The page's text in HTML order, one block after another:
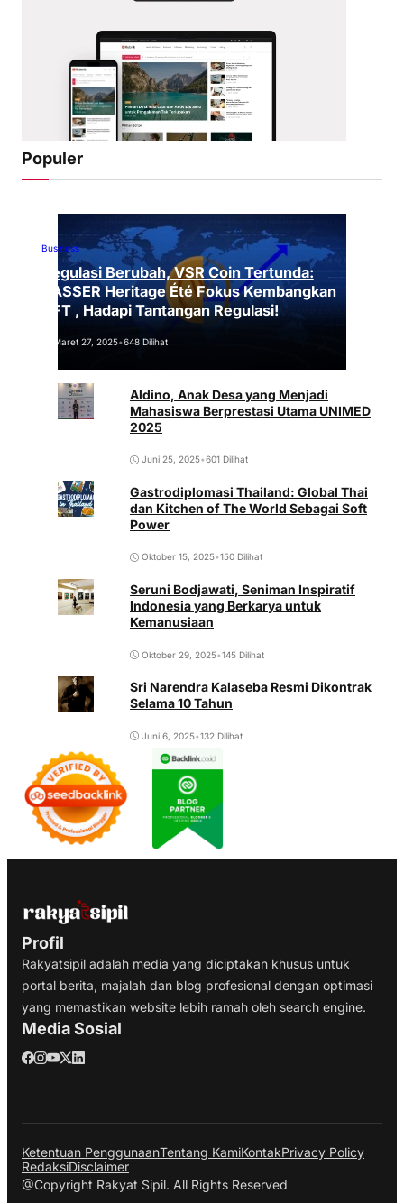
Populer
Business
Regulasi Berubah, VSR Coin Tertunda:
VASSER Heritage Été Fokus Kembangkan
NFT , Hadapi Tantangan Regulasi!
Maret 27, 2025•648 Dilihat
Aldino, Anak Desa yang Menjadi
Mahasiswa Berprestasi Utama UNIMED
2025
Juni 25, 2025•601 Dilihat
Gastrodiplomasi Thailand: Global Thai
dan Kitchen of The World Sebagai Soft
Power
Oktober 15, 2025•150 Dilihat
Seruni Bodjawati, Seniman Inspiratif
Indonesia yang Berkarya untuk
Kemanusiaan
Oktober 29, 2025•145 Dilihat
Sri Narendra Kalaseba Resmi Dikontrak
Selama 10 Tahun
Juni 6, 2025•132 Dilihat
Profil
Rakyatsipil adalah media yang diciptakan khusus untuk
portal berita, majalah dan blog profesional dengan optimasi
yang memastikan website lebih ramah oleh search engine.
Media Sosial
Ketentuan PenggunaanTentang KamiKontakPrivacy Policy
RedaksiDisclaimer
@Copyright Rakyat Sipil. All Rights Reserved